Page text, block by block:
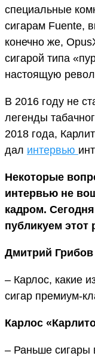
специальные
сигарам Fuente,
конечно же,
сигарой типа
настоящую
В 2016 году не
легенды
2018 года,
дал интервью
Некоторые
интервью не
кадром.
публикуем этот
Дмитрий Грибов
– Карлос, какие
сигар премиум-
Карлос
– Раньше сигары